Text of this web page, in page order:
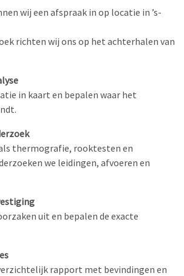
wij een afspraak in op locatie in ’s-
richten wij ons op het achterhalen van
in kaart en bepalen waar het
thermografie, rooktesten en
we leidingen, afvoeren en
uit en bepalen de exacte
rapport met bevindingen en